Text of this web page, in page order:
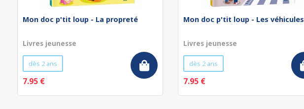
Mon doc p'tit loup - La propreté
Livres jeunesse
dès 2 ans
7.95 €
Mon doc p'tit loup - Les véhicules
Livres jeunesse
dès 2 ans
7.95 €